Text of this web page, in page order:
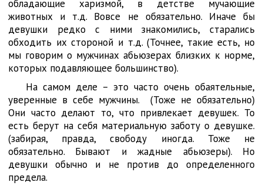
обладающие харизмой, в детстве мучающие
животных и т.д. Вовсе не обязательно. Иначе бы
девушки редко с ними знакомились, старались
обходить их стороной и т.д. (Точнее, такие есть, но
мы говорим о мужчинах абьюзерах близких к норме,
которых подавляющее большинство).
На самом деле – это часто очень обаятельные,
уверенные в себе мужчины. (Тоже не обязательно)
Они часто делают то, что привлекает девушек. То
есть берут на себя материальную заботу о девушке.
(забирая, правда, свободу иногда. Тоже не
обязательно. Бывают и жадные абьюзеры). Но
девушки обычно и не против до определенного
предела.